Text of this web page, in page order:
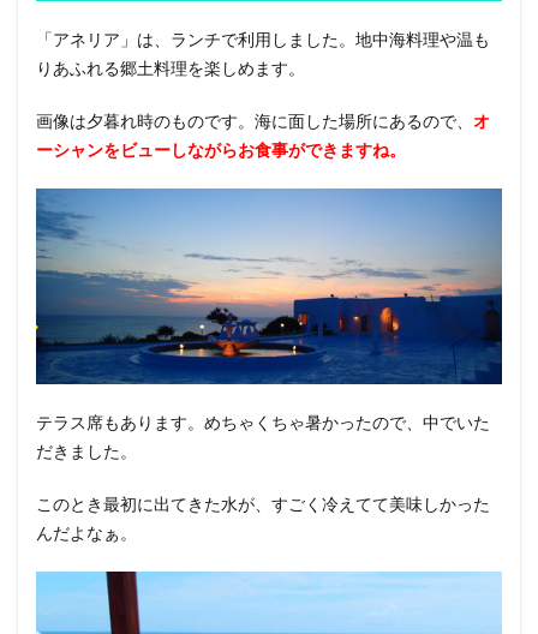
「アネリア」は、ランチで利用しました。地中海料理や温も
りあふれる郷土料理を楽しめます。
画像は夕暮れ時のものです。海に面した場所にあるので、 オ
ーシャンをビューしながらお食事ができますね。
テラス席もあります。めちゃくちゃ暑かったので、中でいた
だきました。
このとき最初に出てきた水が、すごく冷えてて美味しかった
んだよなぁ。